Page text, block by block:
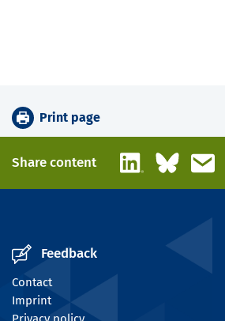
Print page
Share content LinkedInBluesky
Feedback
Contact
Imprint